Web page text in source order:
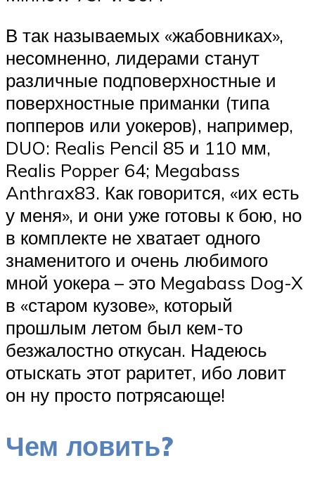
В так называемых «жабовниках»,
несомненно, лидерами станут
различные подповерхностные и
поверхностные приманки (типа
попперов или уокеров), например,
DUO: Realis Pencil 85 и 110 мм,
Realis Popper 64; Megabass
Anthrax83. Как говорится, «их есть
у меня», и они уже готовы к бою, но
в комплекте не хватает одного
знаменитого и очень любимого
мной уокера – это Megabass Dog-X
в «старом кузове», который
прошлым летом был кем-то
безжалостно откусан. Надеюсь
отыскать этот раритет, ибо ловит
он ну просто потрясающе!
Чем ловить?